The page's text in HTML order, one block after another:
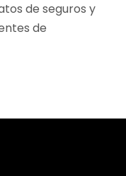
de seguros y
de